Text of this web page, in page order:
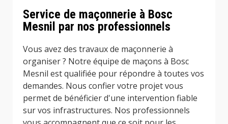
Service de maçonnerie à Bosc
Mesnil par nos professionnels
Vous avez des travaux de maçonnerie à
organiser ? Notre équipe de maçons à Bosc
Mesnil est qualifiée pour répondre à toutes vos
demandes. Nous confier votre projet vous
permet de bénéficier d'une intervention fiable
sur vos infrastructures. Nos professionnels